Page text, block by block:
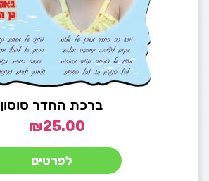
ברכת החדר סוסון
₪25.00
לפרטים